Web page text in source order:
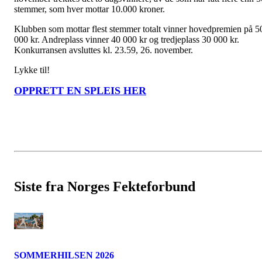
stemmer, som hver mottar 10.000 kroner.
Klubben som mottar flest stemmer totalt vinner hovedpremien på
000 kr. Andreplass vinner 40 000 kr og tredjeplass 30 000 kr.
Konkurransen avsluttes kl. 23.59, 26. november.
Lykke til!
OPPRETT EN SPLEIS HER
Siste fra Norges Fekteforbund
SOMMERHILSEN 2026